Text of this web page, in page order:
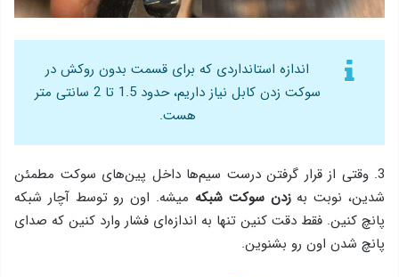
اندازه استانداردی که برای قسمت بدون روکش در
سوکت زدن کابل نیاز داریم، حدود 1.5 تا 2 سانتی متر
هست.
3. وقتی از قرار گرفتن درست سیم‌ها داخل پین‌های سوکت مطمئن
شدین، نوبت بهزدن سوکت شبکه‌ میشه. اون رو توسط آچار شبکه
پانچ کنین. فقط دقت کنین تنها به اندازه‌ای فشار وارد کنین که صدای
پانچ شدن اون رو بشنوین.